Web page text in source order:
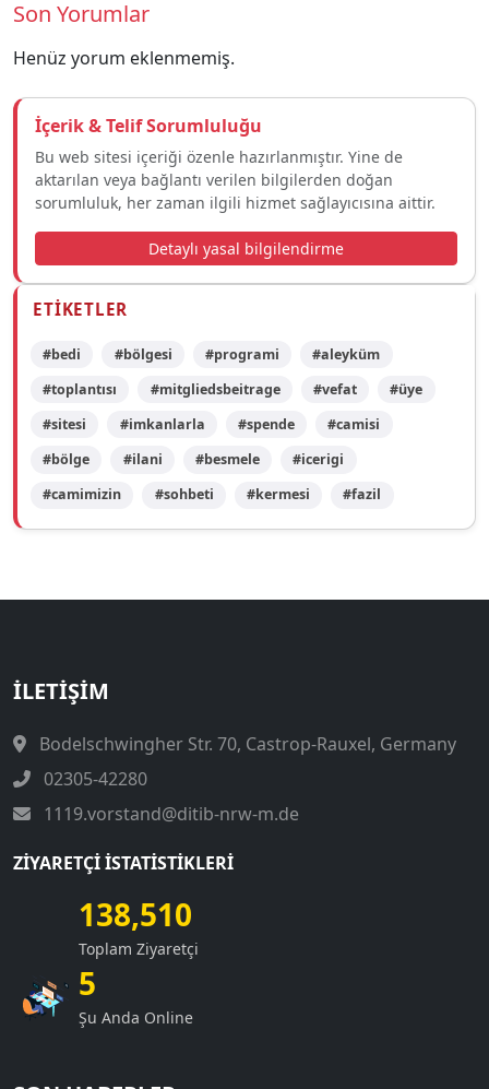
Son Yorumlar
Henüz yorum eklenmemiş.
İçerik & Telif Sorumluluğu
Bu web sitesi içeriği özenle hazırlanmıştır. Yine de
aktarılan veya bağlantı verilen bilgilerden doğan
sorumluluk, her zaman ilgili hizmet sağlayıcısına aittir.
Detaylı yasal bilgilendirme
ETIKETLER
#bedi #bölgesi #programi
#aleyküm
#toplantısı
#mitgliedsbeitrage #vefat
#üye
#sitesi
#imkanlarla #spende
#camisi
#bölge
#ilani #besmele
#icerigi
#camimizin
#sohbeti #kermesi #fazil
İLETIŞIM
Bodelschwingher Str. 70, Castrop-Rauxel, Germany
02305-42280
1119.vorstand@ditib-nrw-m.de
ZIYARETÇI İSTATISTIKLERI
138,510
Toplam Ziyaretçi
5
Şu Anda Online